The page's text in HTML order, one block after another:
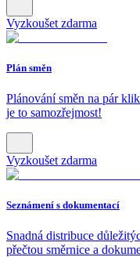
Vyzkoušet zdarma
Plán směn
Plánování směn na pár
je to samozřejmost!
Vyzkoušet zdarma
Seznámení s dokumentací
Snadná distribuce
přečtou směrnice a